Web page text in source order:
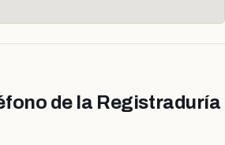
de la Registraduría